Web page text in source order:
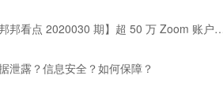
【邦邦看点 2020030 期】超 50 万 Zoom 账户
泄露？信息安全？如何保障？